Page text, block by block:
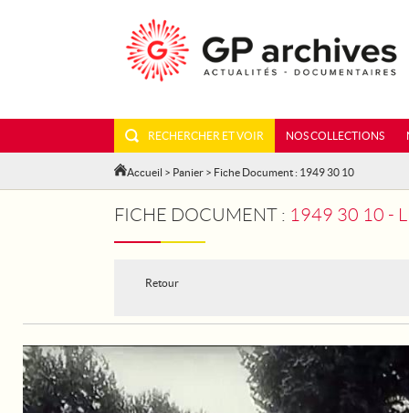
RECHERCHER ET VOIR NOS COLLECTIONS
Accueil > Panier > Fiche Document : 1949 30 10
FICHE DOCUMENT : 1949 30 10 -
Retour